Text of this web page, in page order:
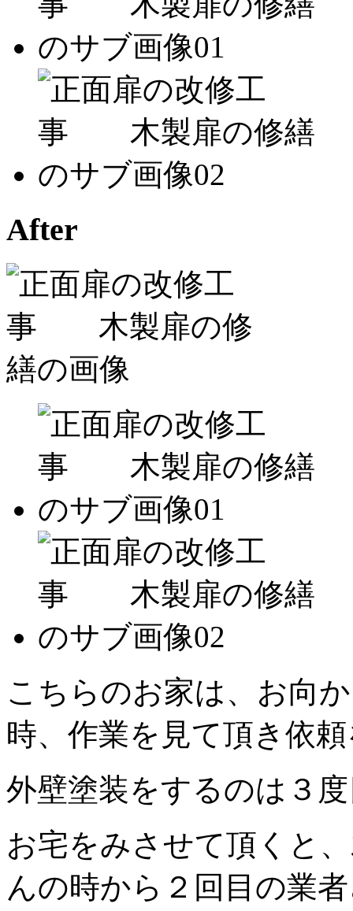
After
こちらのお家は、お向
時、作業を見て頂き依
外壁塗装をするのは３
お宅をみさせて頂くと
んの時から２回目の業